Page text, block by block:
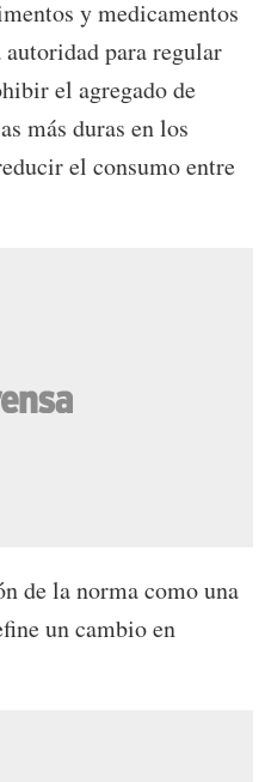
y medicamentos
para regular
el agregado de
más duras en los
el consumo entre
de la norma como una
un cambio en